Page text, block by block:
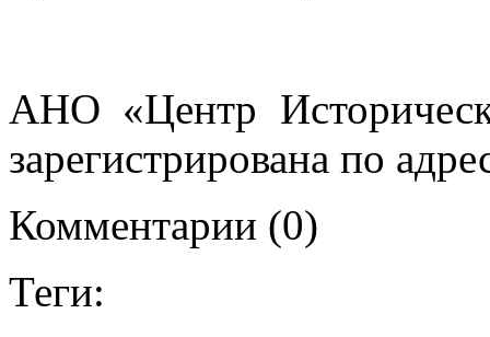
АНО «Центр
зарегистрирована по
Комментарии (0)
Теги: